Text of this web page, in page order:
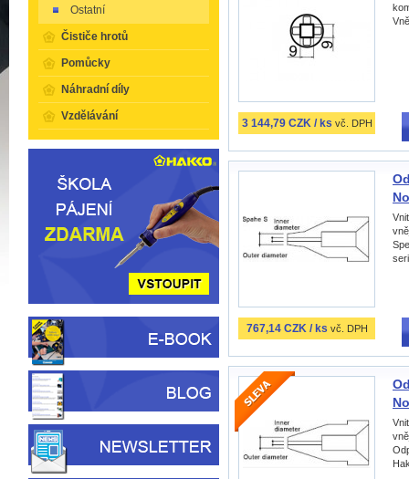
3 144,79 CZK / ks vč. DPH
767,14 CZK / ks vč. DPH
Ostatní
Čističe hrotů
Pomůcky
Náhradní díly
Vzdělávání